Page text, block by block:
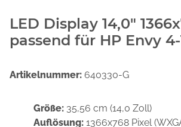
LED Display 14,0"
passend für HP Envy 4-
Artikelnummer: 640330-G
Größe: 35,56 cm (14,0 Zoll)
Auflösung: 1366x768 Pixel